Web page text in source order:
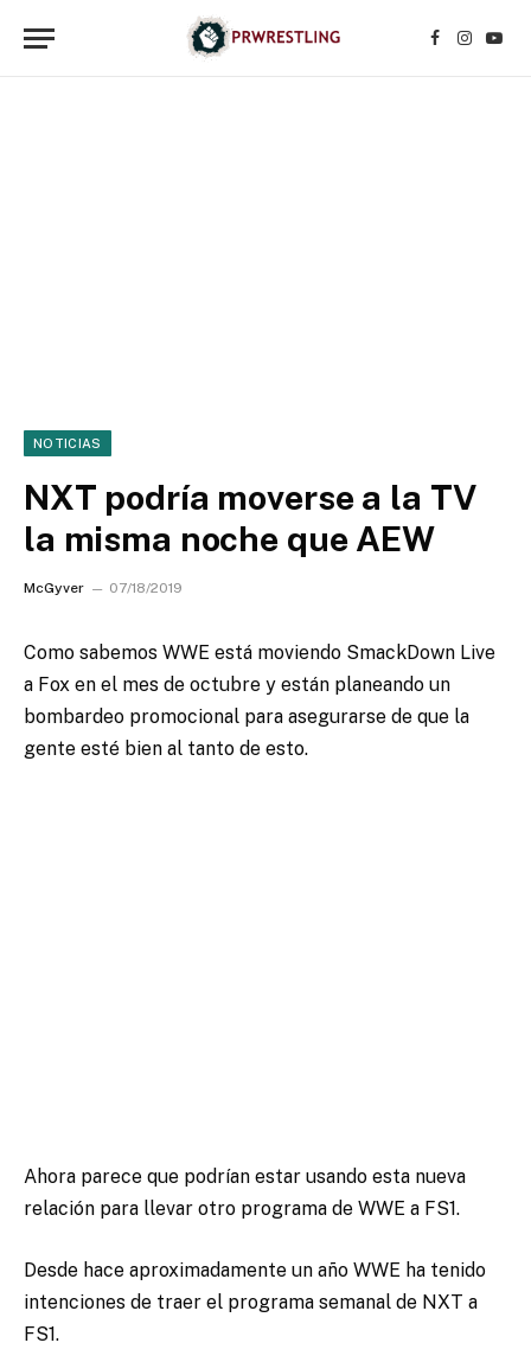
Facebook
NOTICIAS
NXT podría moverse a la TV
la misma noche que AEW
McGyver 07/18/2019
Como sabemos WWE está moviendo SmackDown Live
a Fox en el mes de octubre y están planeando un
bombardeo promocional para asegurarse de que la
gente esté bien al tanto de esto.
Ahora parece que podrían estar usando esta nueva
relación para llevar otro programa de WWE a FS1.
Desde hace aproximadamente un año WWE ha tenido
intenciones de traer el programa semanal de NXT a
FS1.